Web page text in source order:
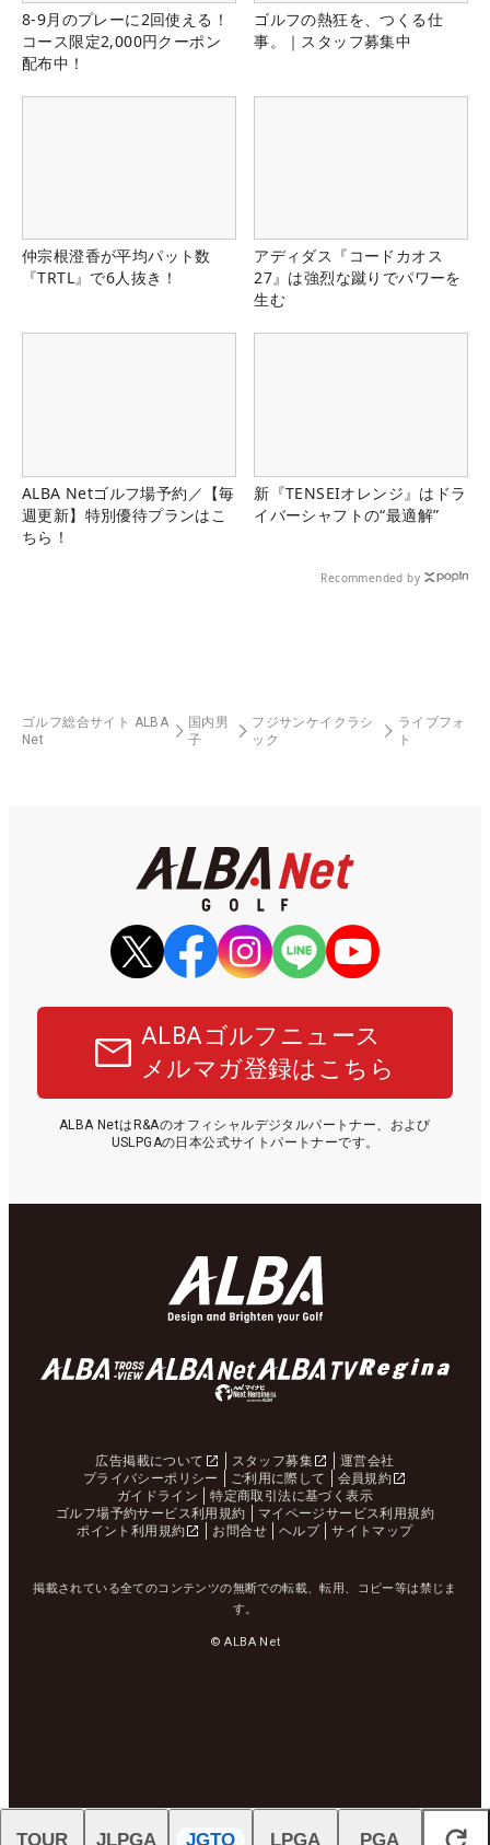
8-9月のプレーに2回使える！
コース限定2,000円クーポン
配布中！
ゴルフの熱狂を、つくる仕
事。｜スタッフ募集中
仲宗根澄香が平均パット数
『TRTL』で6人抜き！
アディダス『コードカオス
27』は強烈な蹴りでパワーを
生む
ALBA Netゴルフ場予約／【毎
週更新】特別優待プランはこ
ちら！
新『TENSEIオレンジ』はドラ
イバーシャフトの“最適解”
Recommended by
ゴルフ総合サイト ALBA
Net
国内男
子
フジサンケイクラシ
ック
ライブフォ
ト
ALBAゴルフニュース
メルマガ登録はこちら
ALBA NetはR&Aのオフィシャルデジタルパートナー、および
USLPGAの日本公式サイトパートナーです。
広告掲載について スタッフ募集
運営会社
プライバシーポリシー
ご利用に際して
会員規約
ガイドライン
特定商取引法に基づく表示
ゴルフ場予約サービス利用規約
マイページサービス利用規約
ポイント利用規約
お問合せ ヘルプ サイトマップ
掲載されている全てのコンテンツの無断での転載、転用、コピー等は禁じま
す。
© ALBA Net
TOUR JLPGA JGTO LPGA PGA